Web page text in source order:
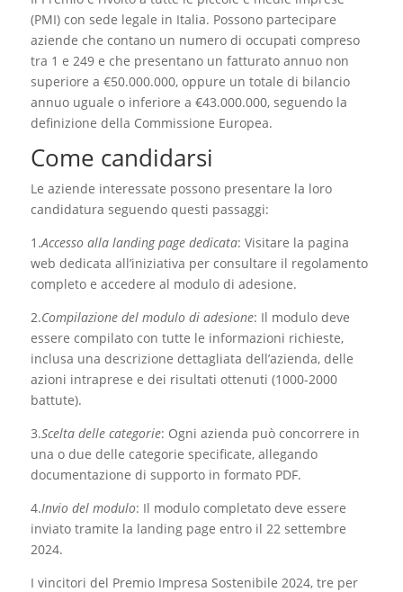
(PMI) con sede legale in Italia. Possono partecipare
aziende che contano un numero di occupati compreso
tra 1 e 249 e che presentano un fatturato annuo non
superiore a €50.000.000, oppure un totale di bilancio
annuo uguale o inferiore a €43.000.000, seguendo la
definizione della Commissione Europea.
Come candidarsi
Le aziende interessate possono presentare la loro
candidatura seguendo questi passaggi:
1.Accesso alla landing page dedicata: Visitare la pagina
web dedicata all’iniziativa per consultare il regolamento
completo e accedere al modulo di adesione.
2.Compilazione del modulo di adesione: Il modulo deve
essere compilato con tutte le informazioni richieste,
inclusa una descrizione dettagliata dell’azienda, delle
azioni intraprese e dei risultati ottenuti (1000-2000
battute).
3.Scelta delle categorie: Ogni azienda può concorrere in
una o due delle categorie specificate, allegando
documentazione di supporto in formato PDF.
4.Invio del modulo: Il modulo completato deve essere
inviato tramite la landing page entro il 22 settembre
2024.
I vincitori del Premio Impresa Sostenibile 2024, tre per